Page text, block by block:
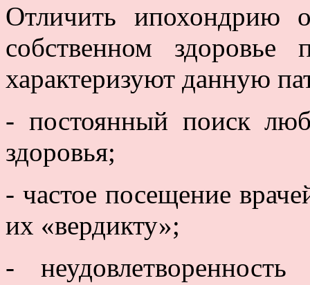
Отличить ипохондрию
собственном
характеризуют данную
- постоянный поиск
здоровья;
- частое посещение
их «вердикту»;
-